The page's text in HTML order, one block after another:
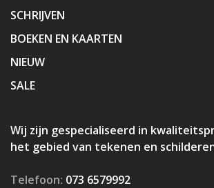
SCHRIJVEN
BOEKEN EN KAARTEN
NIEUW
SALE
Wij zijn gespecialiseerd in
het gebied van tekenen en
Telefoon: 073 6579992